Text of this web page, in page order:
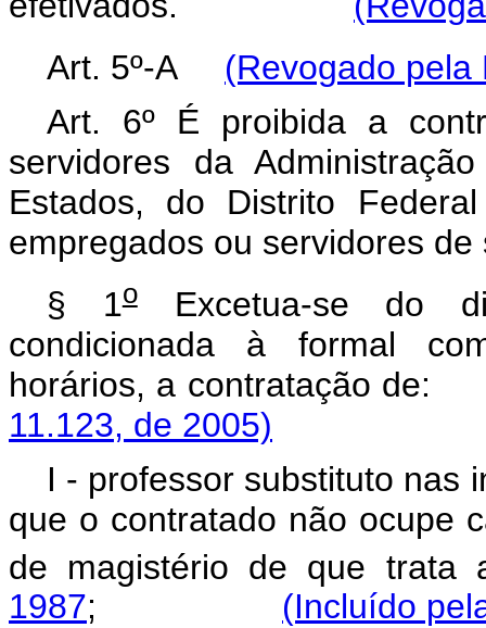
Art. 5º-A
(Revogado pela
Art. 6º É proibida a
servidores da
Estados, do Distrito
empregados ou servidores
§ 1oExcetua-se do
condicionada à formal
horários, a
11.123, de 2005)
I - professor substituto nas
que o contratado não ocupe
de magistério de que
1987; (Incluído